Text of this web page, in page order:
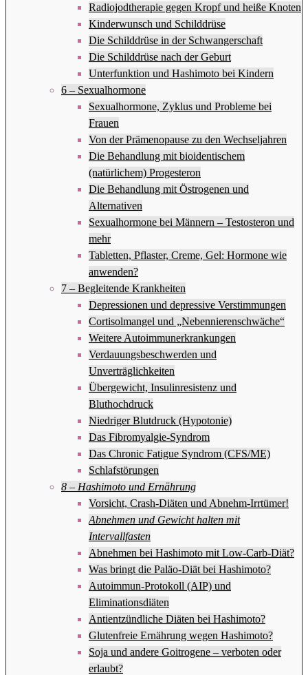
Radiojodtherapie gegen Kropf und heiße Knoten
Kinderwunsch und Schilddrüse
Die Schilddrüse in der Schwangerschaft
Die Schilddrüse nach der Geburt
Unterfunktion und Hashimoto bei Kindern
6 – Sexualhormone
Sexualhormone, Zyklus und Probleme bei
Frauen
Von der Prämenopause zu den Wechseljahren
Die Behandlung mit bioidentischem
(natürlichem) Progesteron
Die Behandlung mit Östrogenen und
Alternativen
Sexualhormone bei Männern – Testosteron und
mehr
Tabletten, Pflaster, Creme, Gel: Hormone wie
anwenden?
7 – Begleitende Krankheiten
Depressionen und depressive Verstimmungen
Cortisolmangel und „Nebennierenschwäche“
Weitere Autoimmunerkrankungen
Verdauungsbeschwerden und
Unverträglichkeiten
Übergewicht, Insulinresistenz und
Bluthochdruck
Niedriger Blutdruck (Hypotonie)
Das Fibromyalgie-Syndrom
Das Chronic Fatigue Syndrom (CFS/ME)
Schlafstörungen
8 – Hashimoto und Ernährung
Vorsicht, Crash-Diäten und Abnehm-Irrtümer!
Abnehmen und Gewicht halten mit
Intervallfasten
Abnehmen bei Hashimoto mit Low-Carb-Diät?
Was bringt die Paläo-Diät bei Hashimoto?
Autoimmun-Protokoll (AIP) und
Eliminationsdiäten
Antientzündliche Diäten bei Hashimoto?
Glutenfreie Ernährung wegen Hashimoto?
Soja und andere Goitrogene – verboten oder
erlaubt?